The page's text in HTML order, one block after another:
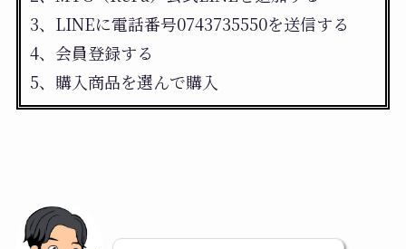
3、LINEに電話番号0743735550を送信する
4、会員登録する
5、購入商品を選んで購入